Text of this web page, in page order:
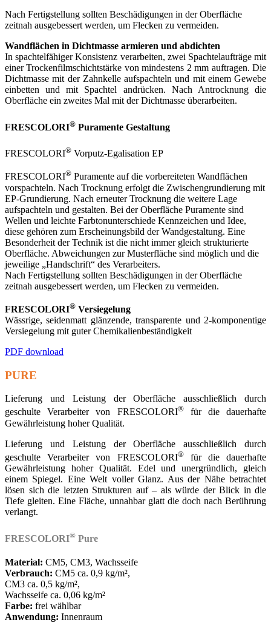
Nach Fertigstellung sollten Beschädigungen in der Oberfläche
zeitnah ausgebessert werden, um Flecken zu vermeiden.
Wandflächen in Dichtmasse armieren und abdichten
In spachtelfähiger Konsistenz verarbeiten, zwei Spachtelaufträge mit
einer Trockenfilmschichtstärke von mindestens 2 mm auftragen. Die
Dichtmasse mit der Zahnkelle aufspachteln und mit einem Gewebe
einbetten und mit Spachtel andrücken. Nach Antrocknung die
Oberfläche ein zweites Mal mit der Dichtmasse überarbeiten.
FRESCOLORI® Puramente Gestaltung
FRESCOLORI® Vorputz-Egalisation EP
FRESCOLORI® Puramente auf die vorbereiteten Wandflächen
vorspachteln. Nach Trocknung erfolgt die Zwischengrundierung mit
EP-Grundierung. Nach erneuter Trocknung die weitere Lage
aufspachteln und gestalten. Bei der Oberfläche Puramente sind
Wellen und leichte Farbtonunterschiede Kennzeichen und Idee,
diese gehören zum Erscheinungsbild der Wandgestaltung. Eine
Besonderheit der Technik ist die nicht immer gleich strukturierte
Oberfläche. Abweichungen zur Musterfläche sind möglich und die
jeweilige „Handschrift“ des Verarbeiters.
Nach Fertigstellung sollten Beschädigungen in der Oberfläche
zeitnah ausgebessert werden, um Flecken zu vermeiden.
FRESCOLORI® Versiegelung
Wässrige, seidenmatt glänzende, transparente und 2-komponentige
Versiegelung mit guter Chemikalienbeständigkeit
PDF download
PURE
Lieferung und Leistung der Oberfläche ausschließlich durch
geschulte Verarbeiter von FRESCOLORI®für die dauerhafte
Gewährleistung hoher Qualität.
Lieferung und Leistung der Oberfläche ausschließlich durch
geschulte Verarbeiter von FRESCOLORI®für die dauerhafte
Gewährleistung hoher Qualität. Edel und unergründlich, gleich
einem Spiegel. Eine Welt voller Glanz. Aus der Nähe betrachtet
lösen sich die letzten Strukturen auf – als würde der Blick in die
Tiefe gleiten. Eine Fläche, unnahbar glatt die doch nach Berührung
verlangt.
FRESCOLORI® Pure
Material: CM5, CM3, Wachsseife
Verbrauch: CM5 ca. 0,9 kg/m²,
CM3 ca. 0,5 kg/m²,
Wachsseife ca. 0,06 kg/m²
Farbe: frei wählbar
Anwendung: Innenraum